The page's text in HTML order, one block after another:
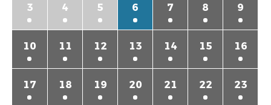
3 4 5 6 7 8 9
10 11 12 13 14 15 16
17 18 19 20 21 22 23